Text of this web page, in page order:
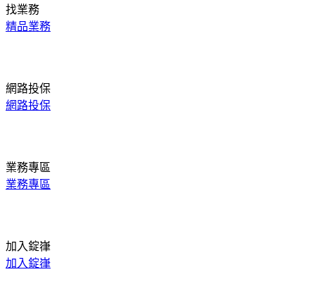
找業務
精品業務
網路投保
網路投保
業務專區
業務專區
加入錠嵂
加入錠嵂